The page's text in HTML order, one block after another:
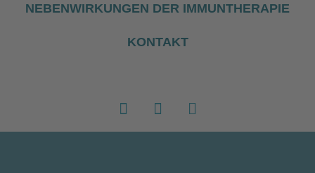
NEBENWIRKUNGEN DER IMMUNTHERAPIE
KONTAKT